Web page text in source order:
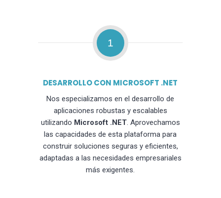
1
DESARROLLO CON MICROSOFT .NET
Nos especializamos en el desarrollo de
aplicaciones robustas y escalables
utilizando Microsoft .NET. Aprovechamos
las capacidades de esta plataforma para
construir soluciones seguras y eficientes,
adaptadas a las necesidades empresariales
más exigentes.